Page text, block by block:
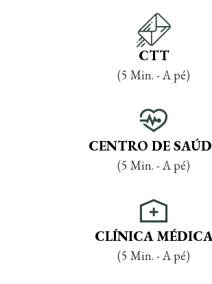
CTT
(5 Min. - A pé)
CENTRO DE
(5 Min. - A pé)
CLÍNICA
(5 Min. - A pé)